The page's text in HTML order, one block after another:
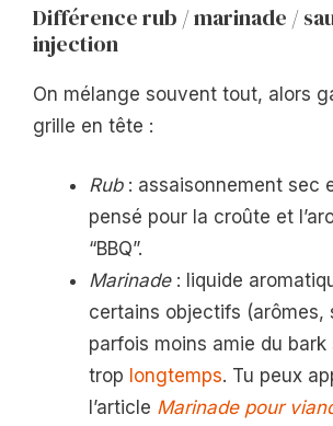
Différence rub / marinade /
injection
On mélange souvent tout, alors
grille en tête :
Rub: assaisonnement sec
pensé pour la croûte et
“BBQ”.
Marinade: liquide
certains objectifs (arômes,
parfois moins amie du bark
trop longtemps. Tu peux
l’article Marinade pour